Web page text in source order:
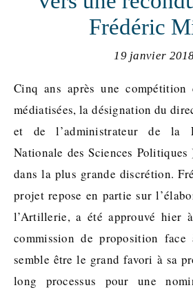
Frédéric
19 janvier
Cinq ans après une compétition des plus agitées et
médiatisées, la désignation du
et de l’administrateur de la
Nationale des Sciences
dans la plus grande discrétion.
projet repose en partie sur
l’Artillerie, a été approuvé hier
commission de proposition
semble être le grand favori à sa
long processus pour une